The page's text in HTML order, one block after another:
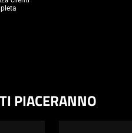
PIACERANNO